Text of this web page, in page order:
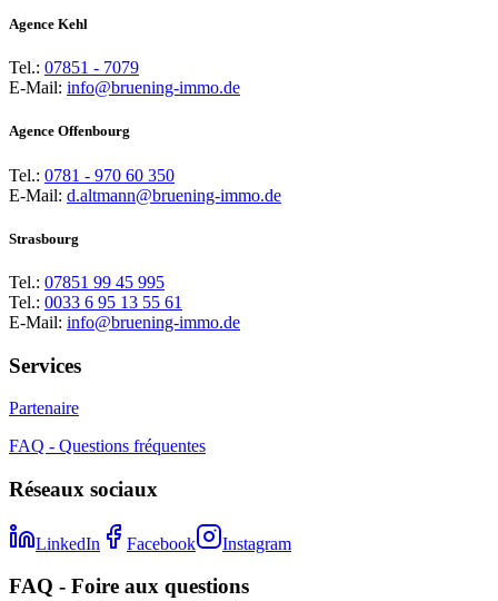
Agence Kehl
Tel.: 07851 - 7079
E-Mail: info@bruening-immo.de
Agence Offenbourg
Tel.: 0781 - 970 60 350
E-Mail: d.altmann@bruening-immo.de
Strasbourg
Tel.: 07851 99 45 995
Tel.: 0033 6 95 13 55 61
E-Mail: info@bruening-immo.de
Services
Partenaire
FAQ - Questions fréquentes
Réseaux sociaux
LinkedIn Facebook Instagram
FAQ - Foire aux questions